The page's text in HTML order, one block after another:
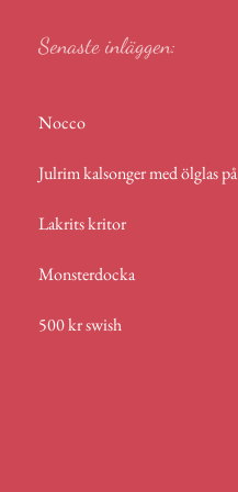
Senaste inläggen:
Nocco
Julrim kalsonger med ölglas på
Lakrits kritor
Monsterdocka
500 kr swish